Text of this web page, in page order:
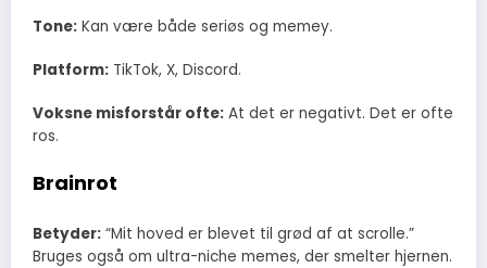
Tone: Kan være både seriøs og memey.
Platform: TikTok, X, Discord.
Voksne misforstår ofte: At det er negativt. Det er ofte
ros.
Brainrot
Betyder: “Mit hoved er blevet til grød af at scrolle.”
Bruges også om ultra-niche memes, der smelter hjernen.